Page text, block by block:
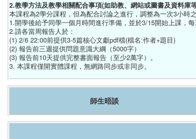
2.教學方法及教學相關配合事項(如助教、網站或圖書及資料庫
本課程為2學分課程，但為配合討論之進行，調整為一次3小時
1.開學後給予同學一個月時間進行準備，並於3/15開始上課，
2.請各當周報告人於：
(1) 2/6 22:00前提供3-5篇核心文獻pdf檔(檔名:作者+題目)
(2) 報告前三週提供問題意識大綱（5000字）
(3) 報告前10天提供完整書面報告（至少2萬字）。
3. 本課程僅開實體課程，無網路同步或非同步。
師生晤談